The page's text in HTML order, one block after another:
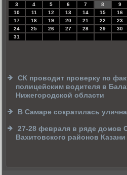
3
4 5 6 7 8
9
10
11 12 13 14 15
16
17
18 19 20 21 22
23
24
25 26 27 28 29
30
31
СК проводит проверку по
полицейским водителя в
Нижегородской области
В Самаре сократилась
27-28 февраля в ряде домов
Вахитовского районов